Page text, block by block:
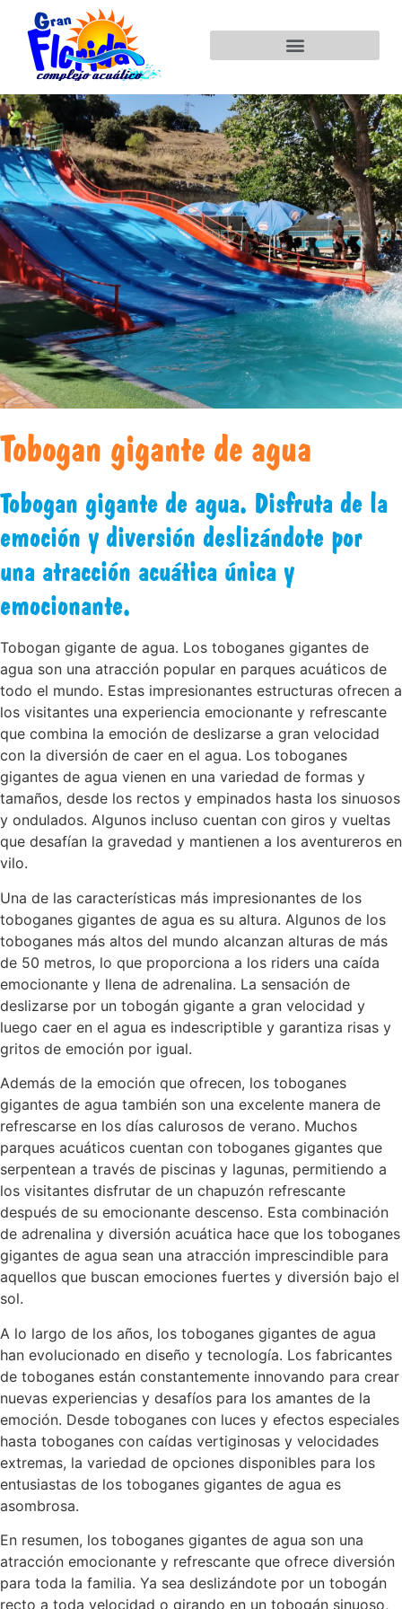
Tobogan gigante de agua
Tobogan gigante de agua. Disfruta de la
emoción y diversión deslizándote por
una atracción acuática única y
emocionante.
Tobogan gigante de agua. Los toboganes gigantes de
agua son una atracción popular en parques acuáticos de
todo el mundo. Estas impresionantes estructuras ofrecen a
los visitantes una experiencia emocionante y refrescante
que combina la emoción de deslizarse a gran velocidad
con la diversión de caer en el agua. Los toboganes
gigantes de agua vienen en una variedad de formas y
tamaños, desde los rectos y empinados hasta los sinuosos
y ondulados. Algunos incluso cuentan con giros y vueltas
que desafían la gravedad y mantienen a los aventureros en
vilo.
Una de las características más impresionantes de los
toboganes gigantes de agua es su altura. Algunos de los
toboganes más altos del mundo alcanzan alturas de más
de 50 metros, lo que proporciona a los riders una caída
emocionante y llena de adrenalina. La sensación de
deslizarse por un tobogán gigante a gran velocidad y
luego caer en el agua es indescriptible y garantiza risas y
gritos de emoción por igual.
Además de la emoción que ofrecen, los toboganes
gigantes de agua también son una excelente manera de
refrescarse en los días calurosos de verano. Muchos
parques acuáticos cuentan con toboganes gigantes que
serpentean a través de piscinas y lagunas, permitiendo a
los visitantes disfrutar de un chapuzón refrescante
después de su emocionante descenso. Esta combinación
de adrenalina y diversión acuática hace que los toboganes
gigantes de agua sean una atracción imprescindible para
aquellos que buscan emociones fuertes y diversión bajo el
sol.
A lo largo de los años, los toboganes gigantes de agua
han evolucionado en diseño y tecnología. Los fabricantes
de toboganes están constantemente innovando para crear
nuevas experiencias y desafíos para los amantes de la
emoción. Desde toboganes con luces y efectos especiales
hasta toboganes con caídas vertiginosas y velocidades
extremas, la variedad de opciones disponibles para los
entusiastas de los toboganes gigantes de agua es
asombrosa.
En resumen, los toboganes gigantes de agua son una
atracción emocionante y refrescante que ofrece diversión
para toda la familia. Ya sea deslizándote por un tobogán
recto a toda velocidad o girando en un tobogán sinuoso,